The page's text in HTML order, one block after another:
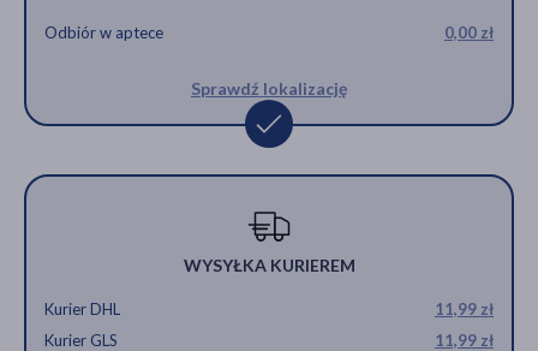
Odbiór w aptece 0,00 zł
Sprawdź lokalizację
WYSYŁKA KURIEREM
Kurier DHL
11,99 zł
Kurier GLS
11,99 zł